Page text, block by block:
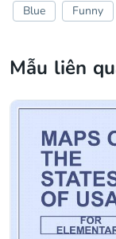
Blue
Funny
Mẫu liên